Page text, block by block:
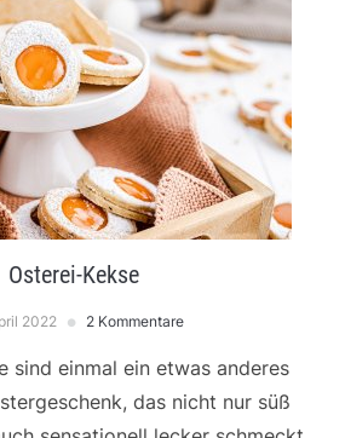
Osterei-Kekse
2022 2 Kommentare
sind einmal ein etwas anderes
das nicht nur süß